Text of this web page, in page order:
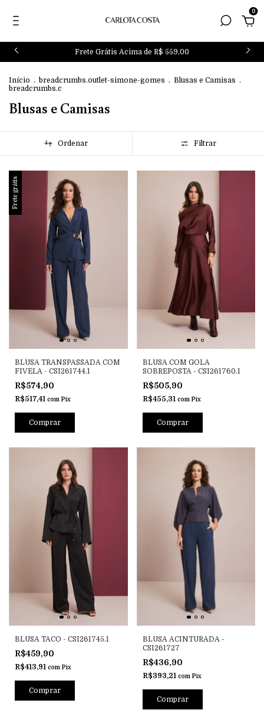
0
Frete Grátis Acima de R$ 559,00
Início . breadcrumbs.outlet-simone-gomes . Blusas e Camisas .
breadcrumbs.c
Blusas e Camisas
Ordenar Filtrar
Frete grátis
BLUSA TRANSPASSADA COM
FIVELA - CSI261744.1
R$574,90
R$517,41 com Pix
Comprar
BLUSA COM GOLA
SOBREPOSTA - CSI261760.1
R$505,90
R$455,31 com Pix
Comprar
BLUSA TACO - CSI261745.1
R$459,90
R$413,91 com Pix
Comprar
BLUSA ACINTURADA -
CSI261727
R$436,90
R$393,21 com Pix
Comprar